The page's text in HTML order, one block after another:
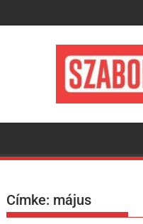
to
Címke: május